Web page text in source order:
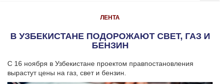
ЛЕНТА
В УЗБЕКИСТАНЕ ПОДОРОЖАЮТ СВЕТ, ГАЗ И
БЕНЗИН
С 16 ноября в Узбекистане проектом правпостановления
вырастут цены на газ, свет и бензин.